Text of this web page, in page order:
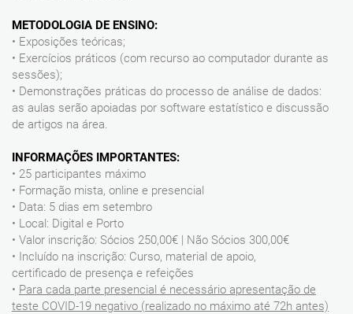
METODOLOGIA DE ENSINO:
• Exposições teóricas;
• Exercícios práticos (com recurso ao computador durante as
sessões);
• Demonstrações práticas do processo de análise de dados:
as aulas serão apoiadas por software estatístico e discussão
de artigos na área.
INFORMAÇÕES IMPORTANTES:
• 25 participantes máximo
• Formação mista, online e presencial
• Data: 5 dias em setembro
• Local: Digital e Porto
• Valor inscrição: Sócios 250,00€ | Não Sócios 300,00€
• Incluído na inscrição: Curso, material de apoio,
certificado de presença e refeições
• Para cada parte presencial é necessário apresentação de
teste COVID-19 negativo (realizado no máximo até 72h antes)